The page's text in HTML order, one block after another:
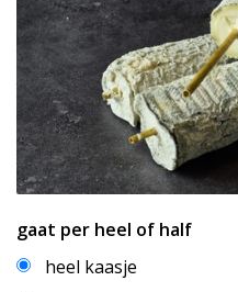
gaat per heel of half
heel kaasje